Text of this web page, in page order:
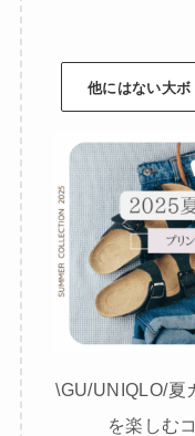
他にはない大ボ
\GU/UNIQLO/夏
を楽しむ